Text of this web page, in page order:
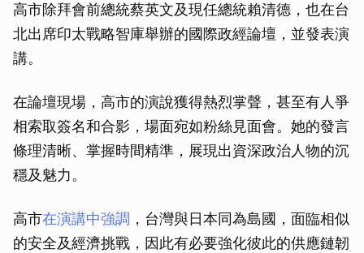
高市除拜會前總統蔡英文及現任總統賴清德，也在台
北出席印太戰略智庫舉辦的國際政經論壇，並發表演
講。
在論壇現場，高市的演說獲得熱烈掌聲，甚至有人爭
相索取簽名和合影，場面宛如粉絲見面會。她的發言
條理清晰、掌握時間精準，展現出資深政治人物的沉
穩及魅力。
高市在演講中強調 ，台灣與日本同為島國，面臨相似
的安全及經濟挑戰，因此有必要強化彼此的供應鏈韌